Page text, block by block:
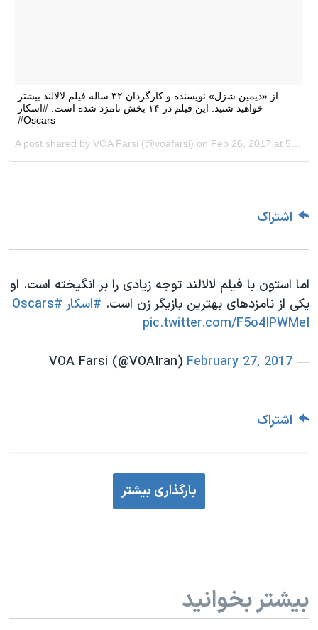
اشتراک
اما استون با فیلم لالالند توجه زیادی را بر انگیخته است. او
یکی از نامزدهای بهترین بازیگر زن است. #اسکار #Oscars
pic.twitter.com/F5o4IPWMeI
— VOA Farsi (@VOAIran)
February 27, 2017
اشتراک
بارگذاری بیشتر
بیشتر بخوانید